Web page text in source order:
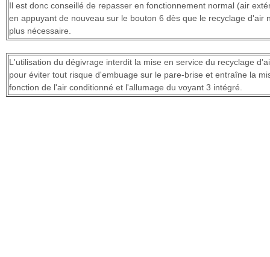
Il est donc conseillé de repasser en fonctionnement normal (air
en appuyant de nouveau sur le bouton 6 dès que le recyclage d'air
plus nécessaire.
L'utilisation du dégivrage interdit la mise en service du recyclage
pour éviter tout risque d'embuage sur le pare-brise et entraîne la
fonction de l'air conditionné et l'allumage du voyant 3 intégré.